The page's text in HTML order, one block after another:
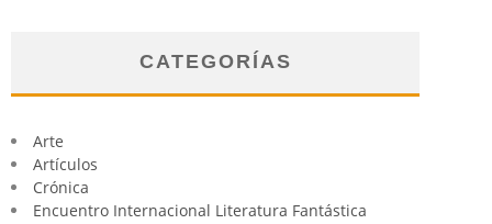
CATEGORÍAS
Arte
Artículos
Crónica
Encuentro Internacional Literatura Fantástica